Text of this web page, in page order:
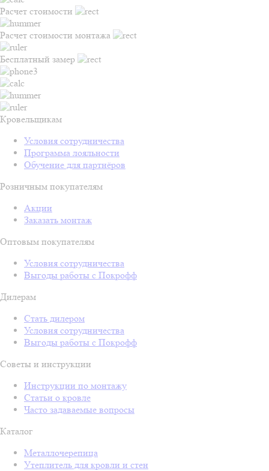
Расчет стоимости
Расчет стоимости монтажа
Бесплатный замер
Кровельщикам
Условия сотрудничества
Программа лояльности
Обучение для партнёров
Розничным покупателям
Акции
Заказать монтаж
Оптовым покупателям
Условия сотрудничества
Выгоды работы с Покрофф
Дилерам
Стать дилером
Условия сотрудничества
Выгоды работы с Покрофф
Советы и инструкции
Инструкции по монтажу
Статьи о кровле
Часто задаваемые вопросы
Каталог
Металлочерепица
Утеплитель для кровли и стен